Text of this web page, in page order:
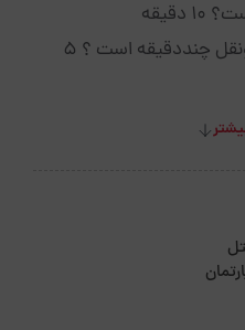
فاصله تا دسترسی های حمل ونقل چنددقیقه است ؟ 5